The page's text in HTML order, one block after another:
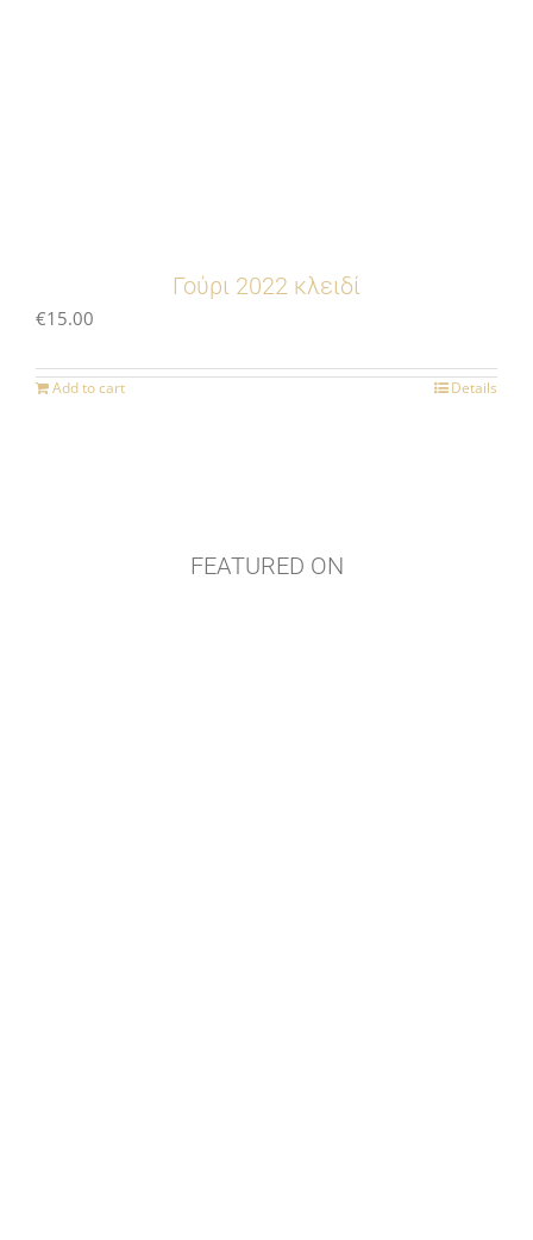
Γούρι 2022 κλειδί
€15.00
Add to cart Details
FEATURED ON